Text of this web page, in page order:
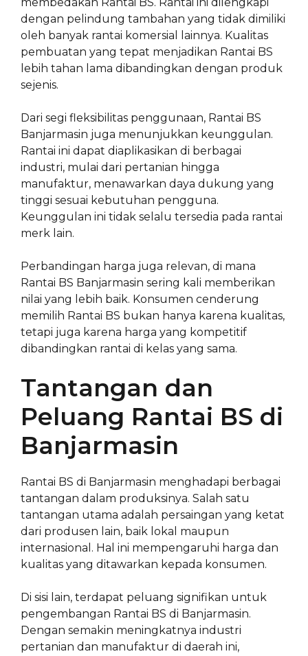
dengan pelindung tambahan yang tidak dimiliki
oleh banyak rantai komersial lainnya. Kualitas
pembuatan yang tepat menjadikan Rantai BS
lebih tahan lama dibandingkan dengan produk
sejenis.
Dari segi fleksibilitas penggunaan, Rantai BS
Banjarmasin juga menunjukkan keunggulan.
Rantai ini dapat diaplikasikan di berbagai
industri, mulai dari pertanian hingga
manufaktur, menawarkan daya dukung yang
tinggi sesuai kebutuhan pengguna.
Keunggulan ini tidak selalu tersedia pada rantai
merk lain.
Perbandingan harga juga relevan, di mana
Rantai BS Banjarmasin sering kali memberikan
nilai yang lebih baik. Konsumen cenderung
memilih Rantai BS bukan hanya karena kualitas,
tetapi juga karena harga yang kompetitif
dibandingkan rantai di kelas yang sama.
Tantangan dan
Peluang Rantai BS di
Banjarmasin
Rantai BS di Banjarmasin menghadapi berbagai
tantangan dalam produksinya. Salah satu
tantangan utama adalah persaingan yang ketat
dari produsen lain, baik lokal maupun
internasional. Hal ini mempengaruhi harga dan
kualitas yang ditawarkan kepada konsumen.
Di sisi lain, terdapat peluang signifikan untuk
pengembangan Rantai BS di Banjarmasin.
Dengan semakin meningkatnya industri
pertanian dan manufaktur di daerah ini,